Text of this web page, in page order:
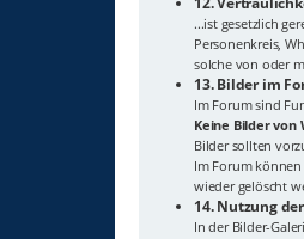
...ist gesetzlich
Personenkreis,
solche von oder
13. Bilder im
Im Forum sind
Keine Bilder
Bilder sollten
Im Forum
wieder gelöscht
14. Nutzung
In der Bilder-